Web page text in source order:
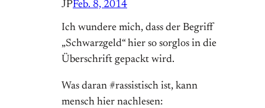
JPFeb. 8, 2014
Ich wundere mich, dass der Begriff
„Schwarzgeld“ hier so sorglos in die
Überschrift gepackt wird.
Was daran #rassistisch ist, kann
mensch hier nachlesen: